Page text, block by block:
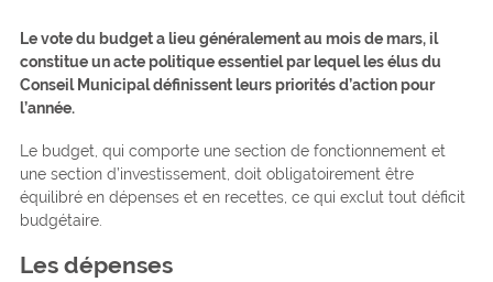
Le vote du budget a lieu généralement au mois de mars, il
constitue un acte politique essentiel par lequel les élus du
Conseil Municipal définissent leurs priorités d’action pour
l’année.
Le budget, qui comporte une section de fonctionnement et
une section d’investissement, doit obligatoirement être
équilibré en dépenses et en recettes, ce qui exclut tout déficit
budgétaire.
Les dépenses